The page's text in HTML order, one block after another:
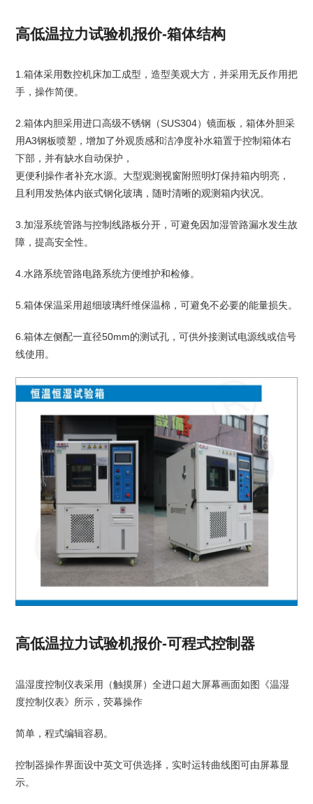
高低温拉力试验机报价-箱体结构
1.箱体采用数控机床加工成型，造型美观大方，并采用无反作用把
手，操作简便。
2.箱体内胆采用进口高级不锈钢（SUS304）镜面板，箱体外胆采
用A3钢板喷塑，增加了外观质感和洁净度补水箱置于控制箱体右
下部，并有缺水自动保护，
更便利操作者补充水源。大型观测视窗附照明灯保持箱内明亮，
且利用发热体内嵌式钢化玻璃，随时清晰的观测箱内状况。
3.加湿系统管路与控制线路板分开，可避免因加湿管路漏水发生故
障，提高安全性。
4.水路系统管路电路系统方便维护和检修。
5.箱体保温采用超细玻璃纤维保温棉，可避免不必要的能量损失。
6.箱体左侧配一直径50mm的测试孔，可供外接测试电源线或信号
线使用。
高低温拉力试验机报价-可程式控制器
温湿度控制仪表采用（触摸屏）全进口超大屏幕画面如图《温湿
度控制仪表》所示，荧幕操作
简单，程式编辑容易。
控制器操作界面设中英文可供选择，实时运转曲线图可由屏幕显
示。